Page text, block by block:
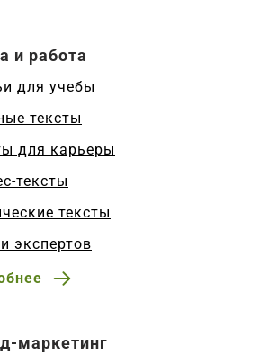
и работа
для учебы
тексты
для карьеры
тексты
тексты
экспертов
маркетинг